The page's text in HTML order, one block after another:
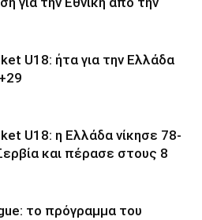
U18: ήτα για την Ελλάδα
U18: η Ελλάδα νίκησε 78-
και πέρασε στους 8
το πρόγραμμα του